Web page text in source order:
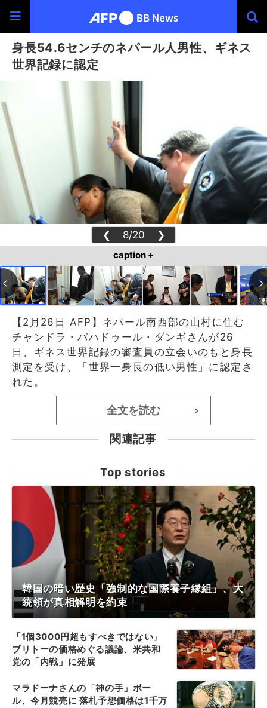
身長54.6センチのネパール人男性、ギネス
世界記録に認定
❮ 8/20 ❯
caption +
【2月26日 AFP】ネパール南西部の山村に住む
チャンドラ・バハドゥール・ダンギさんが26
日、ギネス世界記録の審査員の立会いのもと身長
測定を受け、「世界一身長の低い男性」に認定さ
れた。
全文を読む >
関連記事
Top stories
韓国の暗い歴史「強制的な国際養子縁組」、大
統領が真相解明を約束
「1個3000円超もすべきではない」
ブリトーの価格めぐる議論、米共和
党の「内戦」に発展
マラドーナさんの「神の手」ボー
ル、今月競売に 落札予想価格は1千万